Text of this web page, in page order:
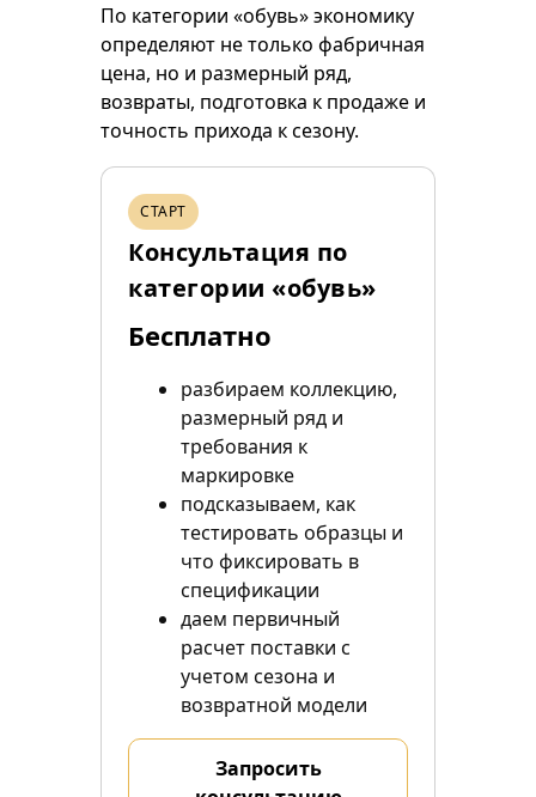
По категории «обувь» экономику
определяют не только фабричная
цена, но и размерный ряд,
возвраты, подготовка к продаже и
точность прихода к сезону.
СТАРТ
Консультация по
категории «обувь»
Бесплатно
разбираем коллекцию,
размерный ряд и
требования к
маркировке
подсказываем, как
тестировать образцы и
что фиксировать в
спецификации
даем первичный
расчет поставки с
учетом сезона и
возвратной модели
Запросить